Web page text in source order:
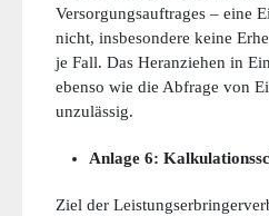
Versorgungsauftrages – eine
nicht, insbesondere keine
je Fall. Das Heranziehen in
ebenso wie die Abfrage von
unzulässig.
Anlage 6:
Ziel der